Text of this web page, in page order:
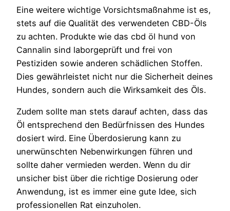
Eine weitere wichtige Vorsichtsmaßnahme ist es,
stets auf die Qualität des verwendeten CBD-Öls
zu achten. Produkte wie das cbd öl hund von
Cannalin sind laborgeprüft und frei von
Pestiziden sowie anderen schädlichen Stoffen.
Dies gewährleistet nicht nur die Sicherheit deines
Hundes, sondern auch die Wirksamkeit des Öls.
Zudem sollte man stets darauf achten, dass das
Öl entsprechend den Bedürfnissen des Hundes
dosiert wird. Eine Überdosierung kann zu
unerwünschten Nebenwirkungen führen und
sollte daher vermieden werden. Wenn du dir
unsicher bist über die richtige Dosierung oder
Anwendung, ist es immer eine gute Idee, sich
professionellen Rat einzuholen.